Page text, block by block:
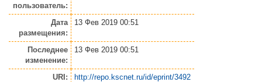
пользователь:
Дата
размещения:
13 Фев 2019 00:51
Последнее
изменение:
13 Фев 2019 00:51
URI: http://repo.kscnet.ru/id/eprint/3492